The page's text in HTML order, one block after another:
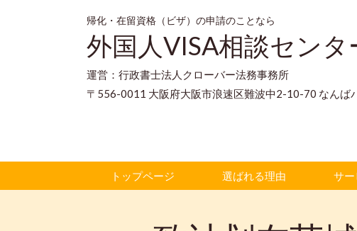
帰化・在留資格（ビザ）の申請のことなら
外国人VISA相談センタ
運営：行政書士法人クローバー法務事務所
〒556-0011 大阪府大阪市浪速区難波中2-10-70 なんば
トップページ 選ばれる理由 サ